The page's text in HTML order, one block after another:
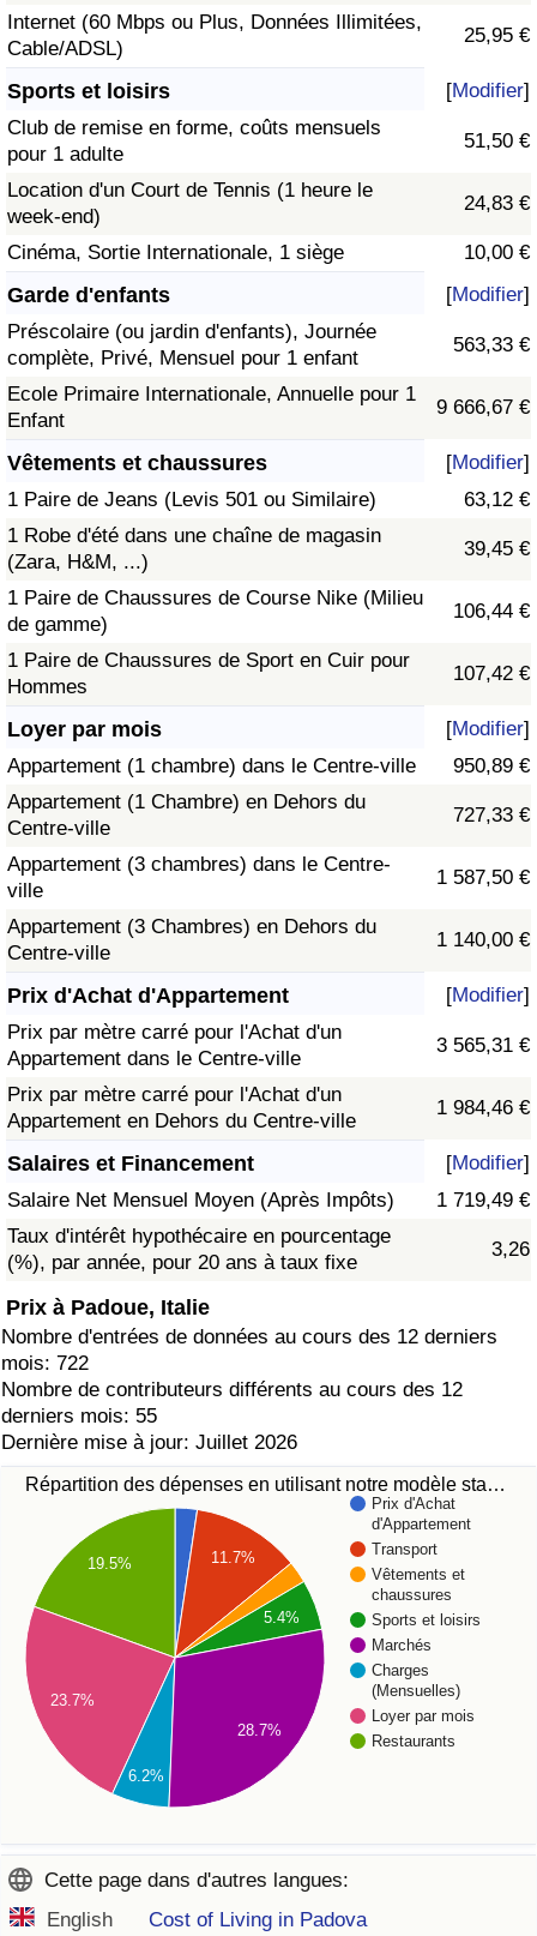
Internet (60 Mbps ou Plus, Données Illimitées,
Cable/ADSL)
25,95 €
Sports et loisirs [Modifier]
Club de remise en forme, coûts mensuels
pour 1 adulte
51,50 €
Location d'un Court de Tennis (1 heure le
week-end)
24,83 €
Cinéma, Sortie Internationale, 1 siège 10,00 €
Garde d'enfants [Modifier]
Préscolaire (ou jardin d'enfants), Journée
complète, Privé, Mensuel pour 1 enfant
563,33 €
Ecole Primaire Internationale, Annuelle pour 1
Enfant
9 666,67 €
Vêtements et chaussures [Modifier]
1 Paire de Jeans (Levis 501 ou Similaire)
63,12 €
1 Robe d'été dans une chaîne de magasin
(Zara, H&M, ...)
39,45 €
1 Paire de Chaussures de Course Nike (Milieu
de gamme)
106,44 €
1 Paire de Chaussures de Sport en Cuir pour
Hommes
107,42 €
Loyer par mois [Modifier]
Appartement (1 chambre) dans le Centre-ville
950,89 €
Appartement (1 Chambre) en Dehors du
Centre-ville
727,33 €
Appartement (3 chambres) dans le Centre-
ville
1 587,50 €
Appartement (3 Chambres) en Dehors du
Centre-ville
1 140,00 €
Prix d'Achat d'Appartement [Modifier]
Prix par mètre carré pour l'Achat d'un
Appartement dans le Centre-ville
3 565,31 €
Prix par mètre carré pour l'Achat d'un
Appartement en Dehors du Centre-ville
1 984,46 €
Salaires et Financement [Modifier]
Salaire Net Mensuel Moyen (Après Impôts)
1 719,49 €
Taux d'intérêt hypothécaire en pourcentage
(%), par année, pour 20 ans à taux fixe
3,26
Prix à Padoue, Italie
Nombre d'entrées de données au cours des 12 derniers
mois: 722
Nombre de contributeurs différents au cours des 12
derniers mois: 55
Dernière mise à jour: Juillet 2026
Répartition des dépenses en utilisant notre modèle sta…
Prix d'Achat
d'Appartement
Transport
Vêtements et
chaussures
Sports et loisirs
Marchés
Charges
(Mensuelles)
Loyer par mois
Restaurants
11.7%
5.4%
19.5%
23.7%
6.2%
28.7%
Cette page dans d'autres langues:
English
Cost of Living in Padova